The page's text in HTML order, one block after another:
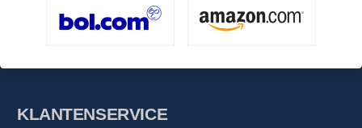
KLANTENSERVICE